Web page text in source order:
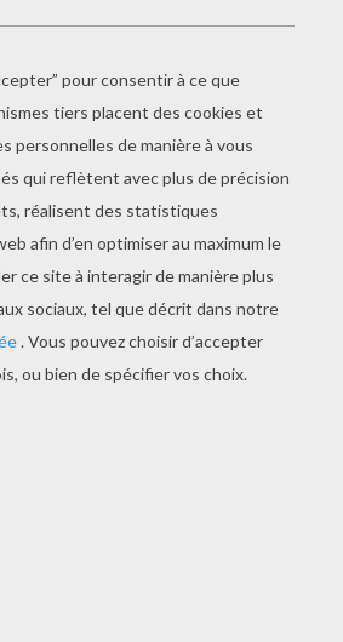
comme les éléphants, mais surtout
ennemis apparaissent également
et le tigre Shere Kahn qui mettent
garçon...
La Jungle